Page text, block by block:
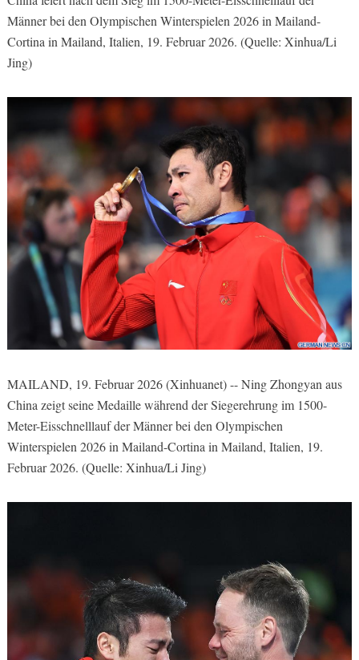
Männer bei den Olympischen Winterspielen 2026 in Mailand-
Cortina in Mailand, Italien, 19. Februar 2026. (Quelle: Xinhua/Li
Jing)
MAILAND, 19. Februar 2026 (Xinhuanet) -- Ning Zhongyan aus
China zeigt seine Medaille während der Siegerehrung im 1500-
Meter-Eisschnelllauf der Männer bei den Olympischen
Winterspielen 2026 in Mailand-Cortina in Mailand, Italien, 19.
Februar 2026. (Quelle: Xinhua/Li Jing)